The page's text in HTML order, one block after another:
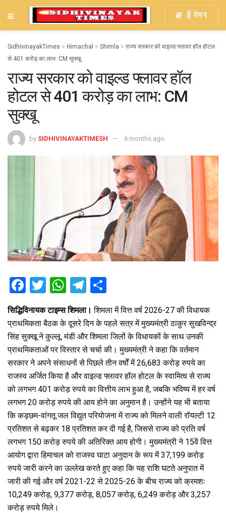
ई पेपर
SidhivinayakTimes > Himachal > Shimla > राज्य सरकार को वाइल्ड फ्लावर हॉल होटल
से 401 करोड़ का लाभ: CM सुक्खू
राज्य सरकार को वाइल्ड फ्लावर हॉल
होटल से 401 करोड़ का लाभ: CM
सुक्खू
by SIDHIVINAYAKTIMESH 6 months ago
F
a
ce
b
o
o
k
T
tt
er
W
h
at
s
A
p
p
T
el
e
gr
a
m
ar
e
सिद्धिविनायक टाइम्स शिमला।शिमला में वित्त वर्ष 2026-27 की विधायक
प्राथमिकता बैठक के दूसरे दिन के पहले सत्र में मुख्यमंत्री ठाकुर सुखविन्द्र
सिंह सुक्खू ने कुल्लू, मंडी और शिमला जिलों के विधायकों के साथ उनकी
प्राथमिकताओं पर विस्तार से चर्चा की। मुख्यमंत्री ने कहा कि वर्तमान
सरकार ने अपने संसाधनों से पिछले तीन वर्षों में 26,683 करोड़ रुपये का
राजस्व अर्जित किया है और वाइल्ड फ्लावर हॉल होटल के स्वामित्व से राज्य
को लगभग 401 करोड़ रुपये का वित्तीय लाभ हुआ है, जबकि भविष्य में हर वर्ष
लगभग 20 करोड़ रुपये की आय होने का अनुमान है। उन्होंने यह भी बताया
कि कड़छम-वांगतू जल विद्युत परियोजना में राज्य को मिलने वाली रॉयल्टी 12
प्रतिशत से बढ़कर 18 प्रतिशत कर दी गई है, जिससे राज्य को प्रति वर्ष
लगभग 150 करोड़ रुपये की अतिरिक्त आय होगी। मुख्यमंत्री ने 15वें वित्त
आयोग द्वारा हिमाचल को राजस्व घाटा अनुदान के रूप में 37,199 करोड़
रुपये जारी करने का उल्लेख करते हुए कहा कि यह राशि घटते अनुपात में
जारी की गई और वर्ष 2021-22 से 2025-26 के बीच राज्य को क्रमशः
10,249 करोड़, 9,377 करोड़, 8,057 करोड़, 6,249 करोड़ और 3,257
करोड़ रुपये मिले।